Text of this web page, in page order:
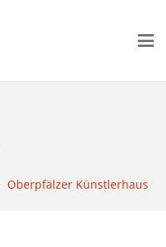
Oberpfälzer Künstlerhaus